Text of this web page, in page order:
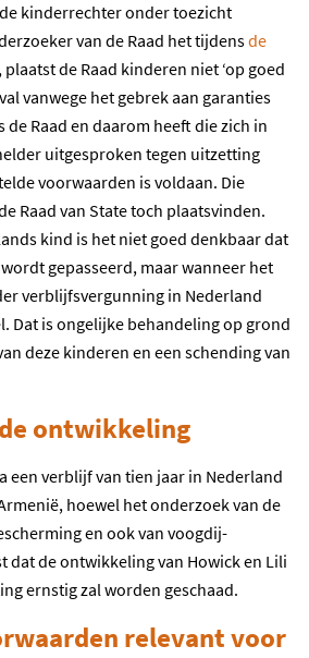
kinderrechter onder toezicht
van de Raad het tijdensde
de Raad kinderen niet ‘op goed
vanwege het gebrek aan garanties
de Raad en daarom heeft die zich in
uitgesproken tegen uitzetting
voorwaarden is voldaan. Die
Raad van State toch plaatsvinden.
kind is het niet goed denkbaar dat
gepasseerd, maar wanneer het
verblijfsvergunning in Nederland
Dat is ongelijke behandeling op grond
deze kinderen en een schending van
ontwikkeling
een verblijf van tien jaar in Nederland
hoewel het onderzoek van de
en ook van voogdij-
dat de ontwikkeling van Howick en Lili
ernstig zal worden geschaad.
relevant voor